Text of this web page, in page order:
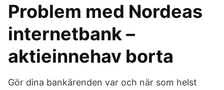
Problem med Nordeas
internetbank –
aktieinnehav borta
Gör dina bankärenden var och när som helst